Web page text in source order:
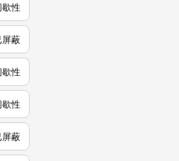
歇性
屏蔽
歇性
歇性
屏蔽